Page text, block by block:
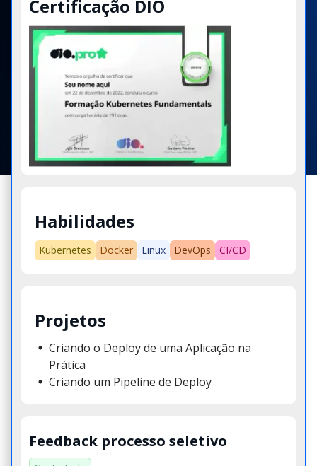
Certificação DIO
Habilidades
Kubernetes Docker Linux DevOps CI/CD
Projetos
Criando o Deploy de uma Aplicação na
Prática
Criando um Pipeline de Deploy
Feedback processo seletivo